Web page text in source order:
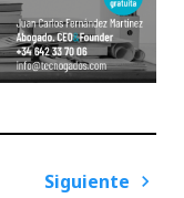
Siguiente